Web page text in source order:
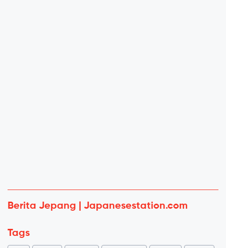
Berita Jepang | Japanesestation.com
Tags